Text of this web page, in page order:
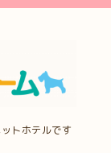
トホテルです